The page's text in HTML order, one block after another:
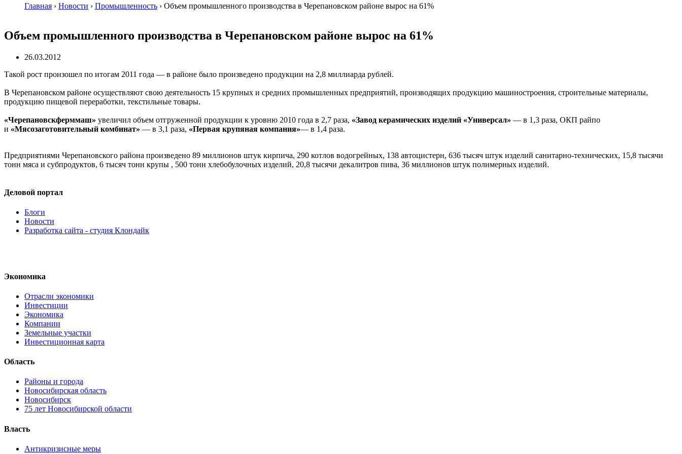
Главная › Новости › Промышленность › Объем промышленного производства в Черепановском районе вырос на 61%
Объем промышленного производства в Черепановском районе вырос на 61%
26.03.2012
Такой рост произошел по итогам 2011 года — в районе было произведено продукции на 2,8 миллиарда рублей.
В Черепановском районе осуществляют свою деятельность 15 крупных и средних промышленных предприятий, производящих продукцию машиностроения, строительные материалы,
продукцию пищевой переработки, текстильные товары.
«Черепановскферммаш» увеличил объем отгруженной продукции к уровню 2010 года в 2,7 раза, «Завод керамических изделий «Универсал» — в 1,3 раза, ОКП райпо
и «Мясозаготовительный комбинат» — в 3,1 раза, «Первая крупяная компания»— в 1,4 раза.
Предприятиями Черепановского района произведено 89 миллионов штук кирпича, 290 котлов водогрейных, 138 автоцистерн, 636 тысяч штук изделий санитарно-технических, 15,8 тысячи
тонн мяса и субпродуктов, 6 тысяч тонн крупы , 500 тонн хлебобулочных изделий, 20,8 тысячи декалитров пива, 36 миллионов штук полимерных изделий.
Деловой портал
Блоги
Новости
Разработка сайта - студия Клондайк
Экономика
Отрасли экономики
Инвестиции
Экономика
Компании
Земельные участки
Инвестиционная карта
Область
Районы и города
Новосибирская область
Новосибирск
75 лет Новосибирской области
Власть
Антикризисные меры